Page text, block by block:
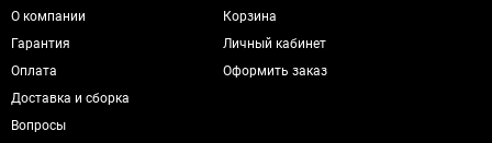
О компании
Гарантия
Оплата
Доставка и сборка
Вопросы
Корзина
Личный кабинет
Оформить заказ